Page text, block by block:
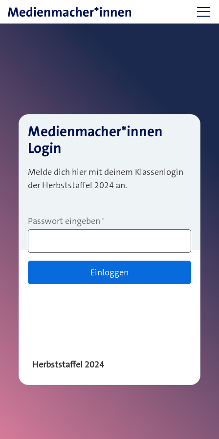
Medienmacher*innen
Login
Melde dich hier mit deinem Klassenlogin
der Herbststaffel 2024 an.
Passwort eingeben*
Einloggen
Herbststaffel 2024